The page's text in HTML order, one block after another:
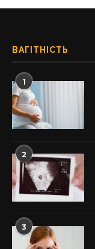
ВАГІТНІСТЬ
1
2
3